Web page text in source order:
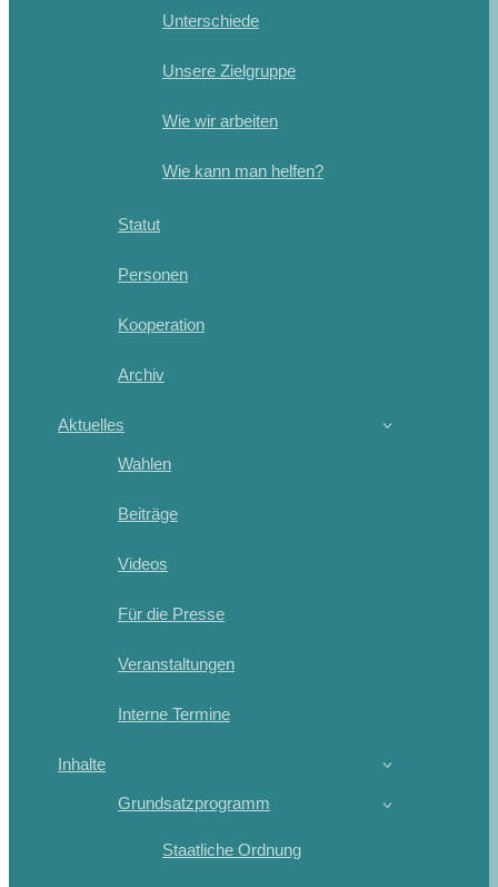
Unterschiede
Unsere Zielgruppe
Wie wir arbeiten
Wie kann man helfen?
Statut
Personen
Kooperation
Archiv
Aktuelles
Wahlen
Beiträge
Videos
Für die Presse
Veranstaltungen
Interne Termine
Inhalte
Grundsatzprogramm
Staatliche Ordnung